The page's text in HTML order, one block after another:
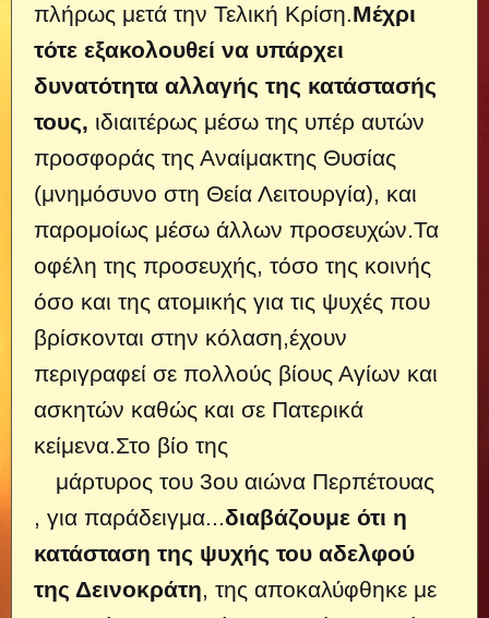
πλήρως μετά την Τελική Κρίση.Μέχρι
τότε εξακολουθεί να υπάρχει
δυνατότητα αλλαγής της κατάστασής
τους, ιδιαιτέρως μέσω της υπέρ αυτών
προσφοράς της Αναίμακτης Θυσίας
(μνημόσυνο στη Θεία Λειτουργία), και
παρομοίως μέσω άλλων προσευχών.Τα
οφέλη της προσευχής, τόσο της κοινής
όσο και της ατομικής για τις ψυχές που
βρίσκονται στην κόλαση,έχουν
περιγραφεί σε πολλούς βίους Αγίων και
ασκητών καθώς και σε Πατερικά
κείμενα.Στο βίο της
μάρτυρος του 3ου αιώνα Περπέτουας
, για παράδειγμα...διαβάζουμε ότι η
κατάσταση της ψυχής του αδελφού
της Δεινοκράτη, της αποκαλύφθηκε με